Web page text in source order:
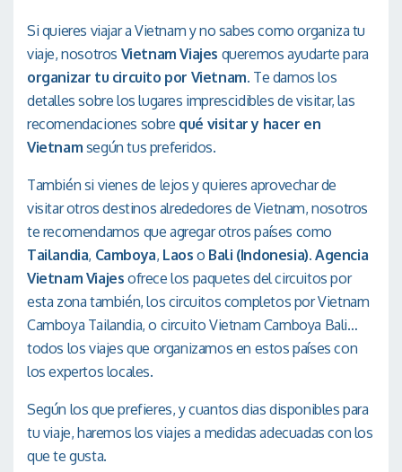
Si quieres viajar a Vietnam y no sabes como organiza tu
viaje, nosotros Vietnam Viajes queremos ayudarte para
organizar tu circuito por Vietnam. Te damos los
detalles sobre los lugares imprescidibles de visitar, las
recomendaciones sobre qué visitar y hacer en
Vietnam según tus preferidos.
También si vienes de lejos y quieres aprovechar de
visitar otros destinos alrededores de Vietnam, nosotros
te recomendamos que agregar otros países como
Tailandia, Camboya, Laos o Bali (Indonesia).Agencia
Vietnam Viajes ofrece los paquetes del circuitos por
esta zona también, los circuitos completos por Vietnam
Camboya Tailandia, o circuito Vietnam Camboya Bali…
todos los viajes que organizamos en estos países con
los expertos locales.
Según los que prefieres, y cuantos dias disponibles para
tu viaje, haremos los viajes a medidas adecuadas con los
que te gusta.